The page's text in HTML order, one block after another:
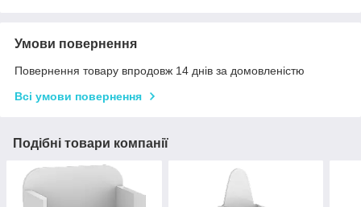
Умови повернення
Повернення товару впродовж 14 днів за домовленістю
Всі умови повернення
Подібні товари компанії